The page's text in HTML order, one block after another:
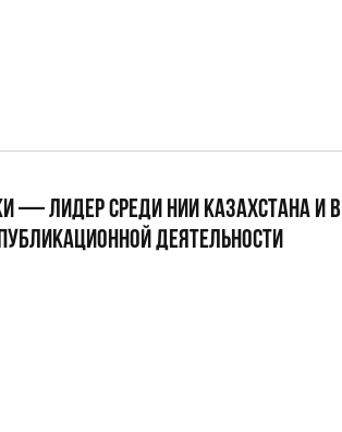
— ЛИДЕР СРЕДИ НИИ КАЗАХСТАНА И
ДЕЯТЕЛЬНОСТИ